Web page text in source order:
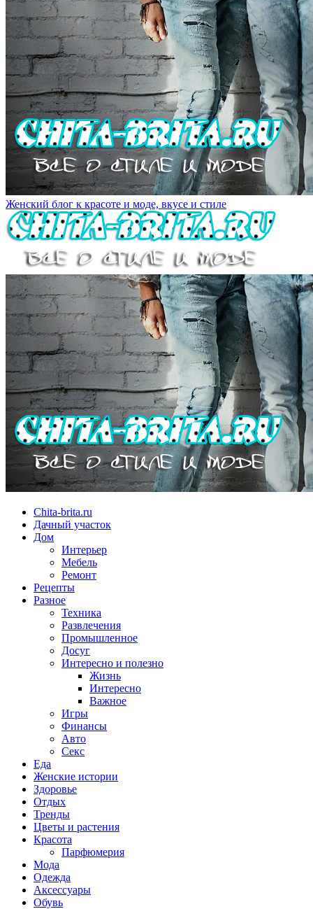
Женский блог к красоте и моде, вкусе и стиле
Chita-brita.ru
Дачный участок
Дом
Интерьер
Мебель
Ремонт
Рецепты
Разное
Техника
Развлечения
Промышленное
Досуг
Интересно и полезно
Жизнь
Интересно
Важное
Игры
Финансы
Авто
Секс
Еда
Женские истории
Здоровье
Отдых
Тренды
Цветы и растения
Красота
Парфюмерия
Мода
Одежда
Аксессуары
Обувь